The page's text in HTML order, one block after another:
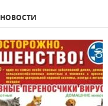
НОВОСТИ